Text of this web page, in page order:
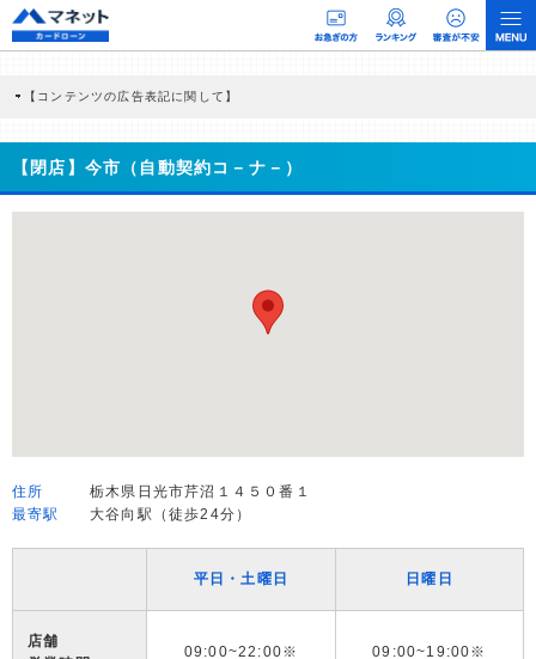
【コンテンツの広告表記に関して】
商品を根拠なくPRするものではなく、当編集部の調査／ユーザーへの口コミ収集な
どに基づき、公平性を担保した情報提供を行っています。
>提携企業一覧
【閉店】今市（自動契約コ－ナ－）
住所
栃木県日光市芹沼１４５０番１
最寄駅
大谷向駅（徒歩24分）
平日・土曜日 日曜日
店舗
09:00~22:00※ 09:00~19:00※